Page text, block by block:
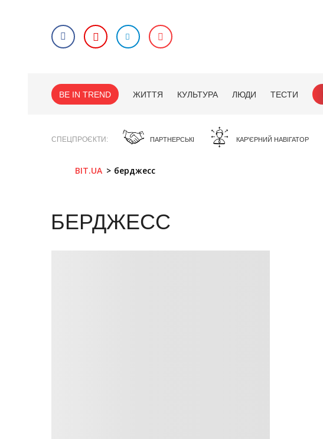
BE IN TREND ЖИТТЯ КУЛЬТУРА ЛЮДИ ТЕСТИ
СПЕЦПРОЄКТИ ПАРТНЕРСЬКІ КАР'ЄРНИЙ НАВІГАТОР
BIT.UA берджесс
БЕРДЖЕСС